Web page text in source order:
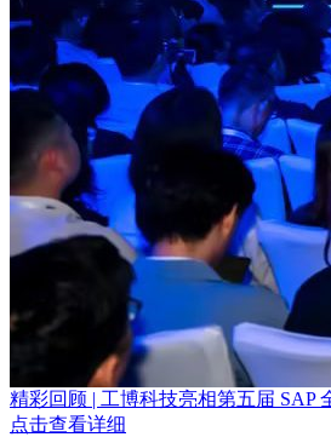
精彩回顾 | 工博科技亮相第五届 SAP
点击查看详细